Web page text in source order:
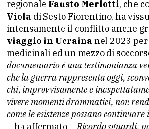
regionale Fausto Merlotti, che
Viola di Sesto Fiorentino, ha
intensamente il conflitto anche
viaggio in Ucraina nel 2023
medicinali ed un mezzo di
documentario è una testimonianza
che la guerra rappresenta oggi,
chi, improvvisamente e
vivere momenti drammatici, non
come le esistenze possano
– ha affermato –Ricordo sguardi,